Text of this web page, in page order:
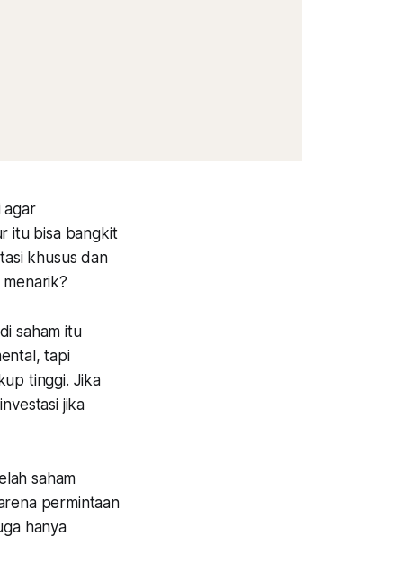
agar
itu bisa bangkit
khusus dan
saham itu
tapi
tinggi. Jika
jika
saham
permintaan
hanya